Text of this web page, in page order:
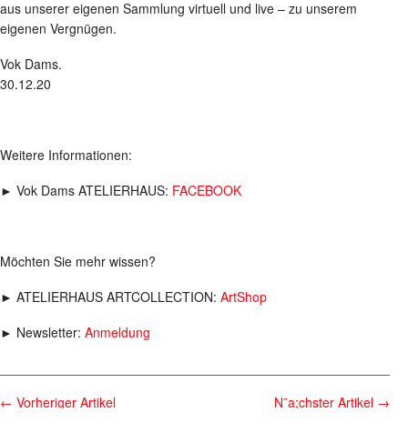
aus unserer eigenen Sammlung virtuell und live – zu unserem
eigenen Vergnügen.
Vok Dams.
30.12.20
Weitere Informationen:
► Vok Dams ATELIERHAUS: FACEBOOK
Möchten Sie mehr wissen?
► ATELIERHAUS ARTCOLLECTION: ArtShop
► Newsletter: Anmeldung
← Vorheriger Artikel N¨a;chster Artikel →